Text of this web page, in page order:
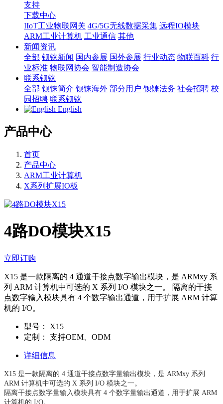
支持
下载中心
IIoT工业物联网关 4G/5G无线数据采集 远程IO模块
ARM工业计算机 工业通信 其他
新闻资讯
全部 钡铼新闻 国内参展 国外参展 行业动态 物联百科 行
业标准 物联网协会 智能制造协会
联系钡铼
全部 钡铼简介 钡铼海外 部分用户 钡铼法务 社会招聘 校
园招聘 联系钡铼
English
产品中心
首页
产品中心
ARM工业计算机
X系列扩展IO板
4路DO模块X15
立即订购
X15 是一款隔离的 4 通道干接点数字输出模块，是 ARMxy 系
列 ARM 计算机中可选的 X 系列 I/O 模块之一。 隔离的干接
点数字输入模块具有 4 个数字输出通道，用于扩展 ARM 计算
机的 I/O。
型号：
X15
定制：
支持OEM、ODM
详细信息
X15 是一款隔离的 4 通道干接点数字量输出模块，是 ARMxy 系列
ARM 计算机中可选的 X 系列 I/O 模块之一。
隔离干接点数字量输入模块具有 4 个数字量输出通道，用于扩展 ARM
计算机的 I/O。